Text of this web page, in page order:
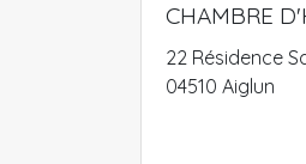
CHAMBRE
22 Résidence
04510 Aiglun